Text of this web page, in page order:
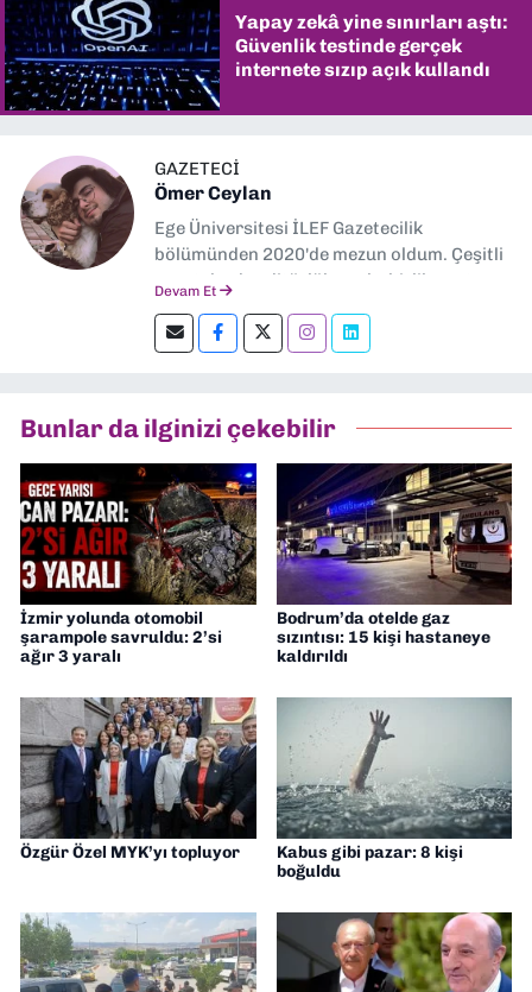
Yapay zekâ yine sınırları aştı:
Güvenlik testinde gerçek
internete sızıp açık kullandı
GAZETECİ
Ömer Ceylan
Ege Üniversitesi İLEF Gazetecilik
bölümünden 2020'de mezun oldum. Çeşitli
gazetelerde editörlük, muhabirlik yaptım.
editörlük yapıyorum.
Devam Et
Bunlar da ilginizi çekebilir
İzmir yolunda otomobil
şarampole savruldu: 2’si
ağır 3 yaralı
Bodrum’da otelde gaz
sızıntısı: 15 kişi hastaneye
kaldırıldı
Özgür Özel MYK’yı topluyor
Kabus gibi pazar: 8 kişi
boğuldu